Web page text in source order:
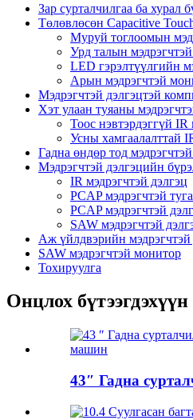
Зар сурталчилгаа ба хурал
Төлөвлөсөн Capacitive
Муруй тоглоомын
Урд талын
LED гэрэлтүүлгийн
Арын мэдрэгчтэй
Мэдрэгчтэй дэлгэцтэй
Хэт улаан туяаны
Тоос нэвтэрдэггүй IR
Усны хамгаалалттай
Гадна өндөр тод
Мэдрэгчтэй дэлгэцийн
IR мэдрэгчтэй дэлгэц
PCAP мэдрэгчтэй
PCAP мэдрэгчтэй
SAW мэдрэгчтэй
Аж үйлдвэрийн мэдрэгчтэй
SAW мэдрэгчтэй монитор
Тохируулга
Онцлох бүтээгдэхүүн
43″ Гадна